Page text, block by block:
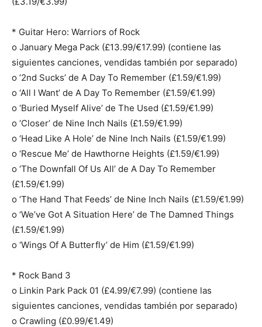
* Guitar Hero: Warriors of Rock
o January Mega Pack (£13.99/€17.99) (contiene las
siguientes canciones, vendidas también por separado)
o ’2nd Sucks’ de A Day To Remember (£1.59/€1.99)
o ‘All I Want’ de A Day To Remember (£1.59/€1.99)
o ‘Buried Myself Alive’ de The Used (£1.59/€1.99)
o ‘Closer’ de Nine Inch Nails (£1.59/€1.99)
o ‘Head Like A Hole’ de Nine Inch Nails (£1.59/€1.99)
o ‘Rescue Me’ de Hawthorne Heights (£1.59/€1.99)
o ‘The Downfall Of Us All’ de A Day To Remember
(£1.59/€1.99)
o ‘The Hand That Feeds’ de Nine Inch Nails (£1.59/€1.99)
o ‘We’ve Got A Situation Here’ de The Damned Things
(£1.59/€1.99)
o ‘Wings Of A Butterfly’ de Him (£1.59/€1.99)
* Rock Band 3
o Linkin Park Pack 01 (£4.99/€7.99) (contiene las
siguientes canciones, vendidas también por separado)
o Crawling (£0.99/€1.49)